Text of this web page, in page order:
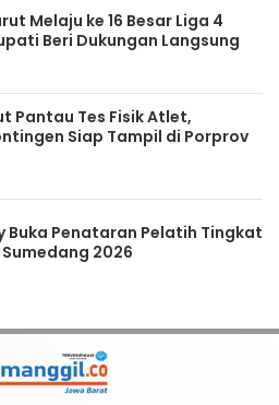
Melaju ke 16 Besar Liga 4
Beri Dukungan Langsung
Pantau Tes Fisik Atlet,
Siap Tampil di Porprov
Buka Penataran Pelatih Tingkat
Sumedang 2026